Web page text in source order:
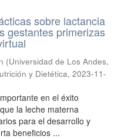
sobre lactancia
gestantes primerizas
(Universidad de Los Andes,
y Dietética, 2023-11-
en el éxito
la leche materna
para el desarrollo y
beneficios ...